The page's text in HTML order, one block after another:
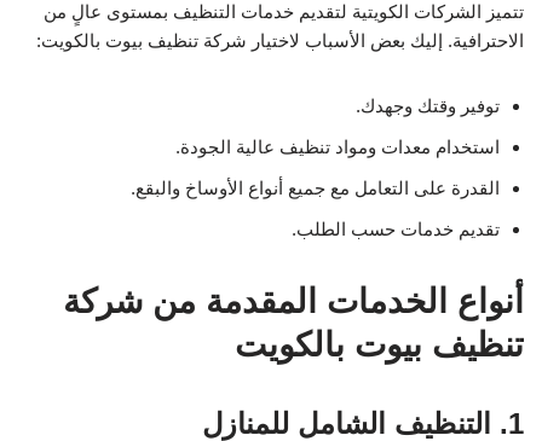
تتميز الشركات الكويتية لتقديم خدمات التنظيف بمستوى عالٍ من
الاحترافية. إليك بعض الأسباب لاختيار شركة تنظيف بيوت بالكويت:
توفير وقتك وجهدك.
استخدام معدات ومواد تنظيف عالية الجودة.
القدرة على التعامل مع جميع أنواع الأوساخ والبقع.
تقديم خدمات حسب الطلب.
أنواع الخدمات المقدمة من شركة
تنظيف بيوت بالكويت
1. التنظيف الشامل للمنازل